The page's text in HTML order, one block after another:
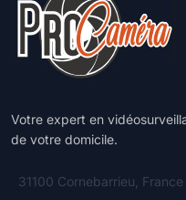
Votre expert en
de votre domicile.
31100 Cornebarrieu, France